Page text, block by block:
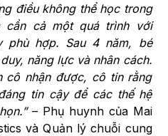
điều không thể học trong
cần cả một quá trình với
phù hợp. Sau 4 năm, bé
năng lực và nhân cách.
cô nhận được, cô tin rằng
tin cậy để các thế hệ
– Phụ huynh của Mai
và Quản lý chuỗi cung